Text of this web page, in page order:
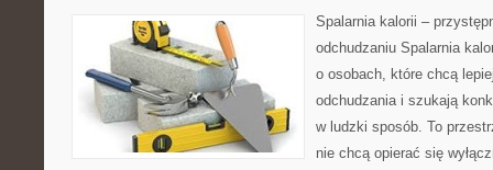
Spalarnia kalorii –
odchudzaniu Spalarnia
o osobach, które chcą
odchudzania i szukają
w ludzki sposób. To
nie chcą opierać się